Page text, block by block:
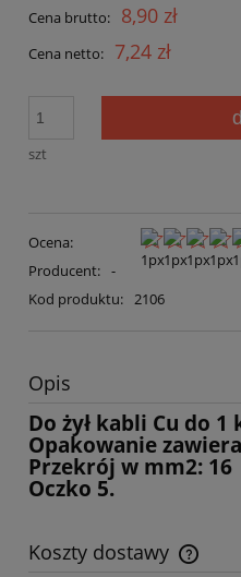
Cena brutto: 8,90 zł
Cena netto: 7,24 zł
szt
Ocena:
Producent: -
Kod produktu: 2106
Opis
Do żył kabli Cu do 1
Opakowanie
Przekrój w mm2: 16
Oczko 5.
Koszty dostawy
Cena nie zawiera